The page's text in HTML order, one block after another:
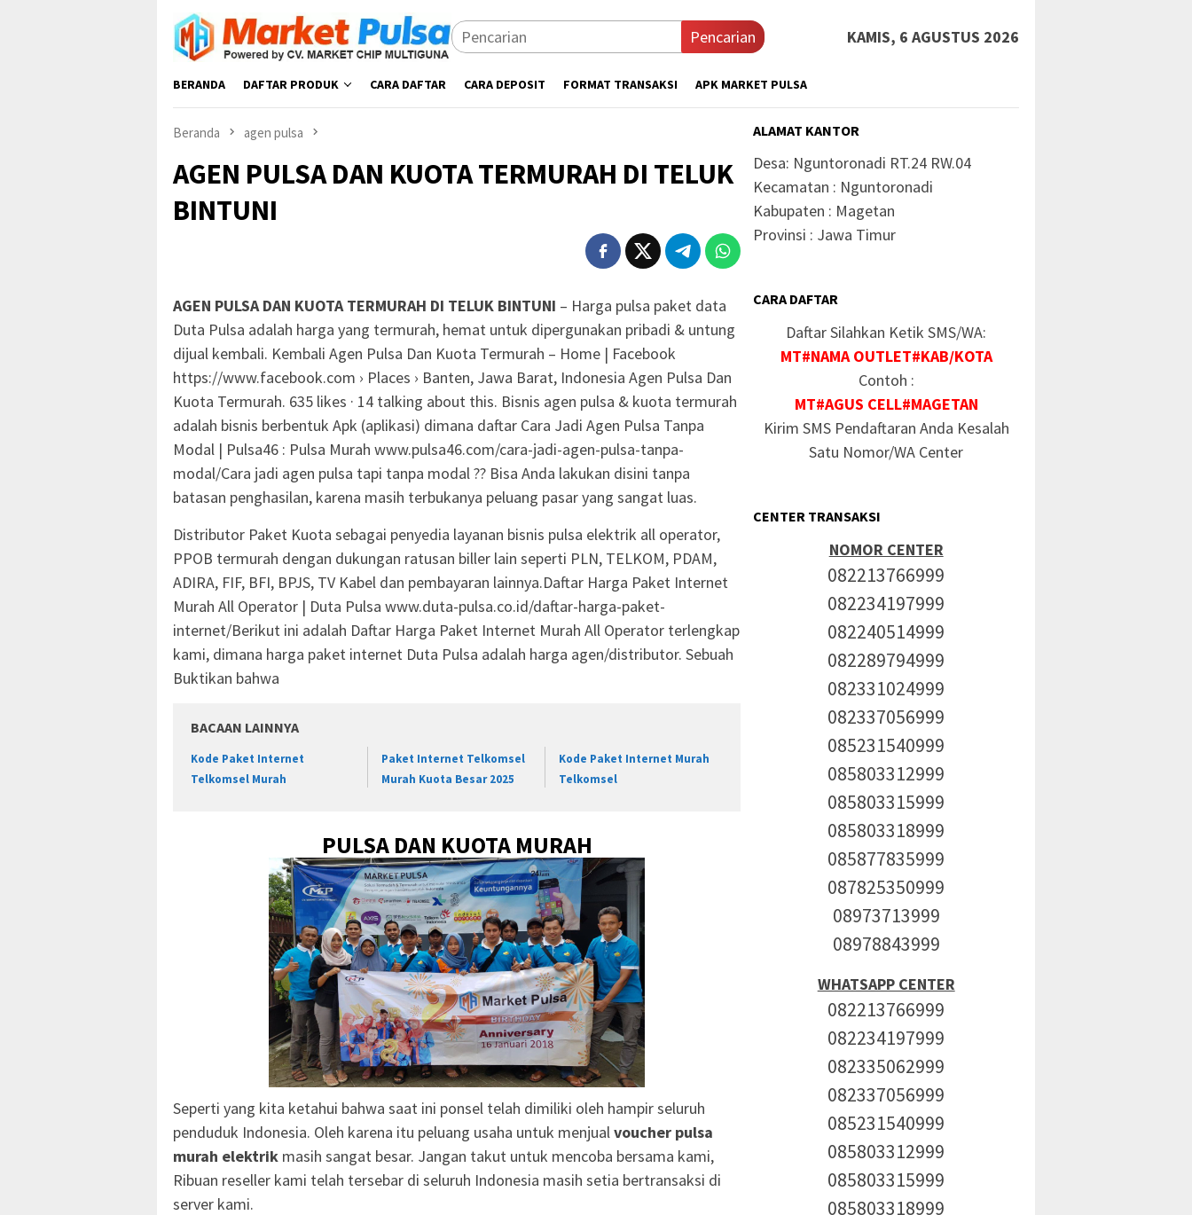
Loncat
konten
Pencarian KAMIS, 6 AGUSTUS 2026
BERANDA DAFTAR PRODUK CARA DAFTAR CARA DEPOSIT FORMAT TRANSAKSI APK MARKET PULSA
Beranda agen pulsa
AGEN PULSA DAN KUOTA TERMURAH DI TELUK
BINTUNI
AGEN PULSA DAN KUOTA TERMURAH DI TELUK BINTUNI – Harga pulsa paket data
Duta Pulsa adalah harga yang termurah, hemat untuk dipergunakan pribadi & untung
dijual kembali. Kembali Agen Pulsa Dan Kuota Termurah – Home | Facebook
https://www.facebook.com › Places › Banten, Jawa Barat, Indonesia Agen Pulsa Dan
Kuota Termurah. 635 likes · 14 talking about this. Bisnis agen pulsa & kuota termurah
adalah bisnis berbentuk Apk (aplikasi) dimana daftar Cara Jadi Agen Pulsa Tanpa
Modal | Pulsa46 : Pulsa Murah www.pulsa46.com/cara-jadi-agen-pulsa-tanpa-
modal/Cara jadi agen pulsa tapi tanpa modal ?? Bisa Anda lakukan disini tanpa
batasan penghasilan, karena masih terbukanya peluang pasar yang sangat luas.
Distributor Paket Kuota sebagai penyedia layanan bisnis pulsa elektrik all operator,
PPOB termurah dengan dukungan ratusan biller lain seperti PLN, TELKOM, PDAM,
ADIRA, FIF, BFI, BPJS, TV Kabel dan pembayaran lainnya.Daftar Harga Paket Internet
Murah All Operator | Duta Pulsa www.duta-pulsa.co.id/daftar-harga-paket-
internet/Berikut ini adalah Daftar Harga Paket Internet Murah All Operator terlengkap
kami, dimana harga paket internet Duta Pulsa adalah harga agen/distributor. Sebuah
Buktikan bahwa
BACAAN LAINNYA
Kode Paket Internet
Telkomsel Murah
Paket Internet Telkomsel
Murah Kuota Besar 2025
Kode Paket Internet Murah
Telkomsel
PULSA DAN KUOTA MURAH
Seperti yang kita ketahui bahwa saat ini ponsel telah dimiliki oleh hampir seluruh
penduduk Indonesia. Oleh karena itu peluang usaha untuk menjualvoucher pulsa
murah elektrik masih sangat besar. Jangan takut untuk mencoba bersama kami,
Ribuan reseller kami telah tersebar di seluruh Indonesia masih setia bertransaksi di
server kami.
ALAMAT KANTOR
Desa: Nguntoronadi RT.24 RW.04
Kecamatan : Nguntoronadi
Kabupaten : Magetan
Provinsi : Jawa Timur
CARA DAFTAR
Daftar Silahkan Ketik SMS/WA:
MT#NAMA OUTLET#KAB/KOTA
Contoh :
MT#AGUS CELL#MAGETAN
Kirim SMS Pendaftaran Anda Kesalah
Satu Nomor/WA Center
CENTER TRANSAKSI
NOMOR CENTER
082213766999
082234197999
082240514999
082289794999
082331024999
082337056999
085231540999
085803312999
085803315999
085803318999
085877835999
087825350999
08973713999
08978843999
WHATSAPP CENTER
082213766999
082234197999
082335062999
082337056999
085231540999
085803312999
085803315999
085803318999